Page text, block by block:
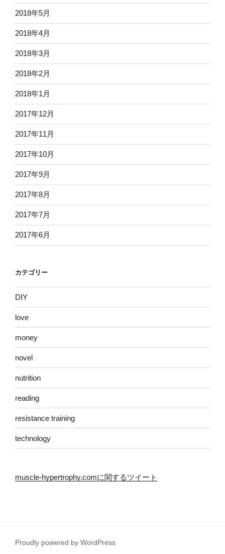
2018年5月
2018年4月
2018年3月
2018年2月
2018年1月
2017年12月
2017年11月
2017年10月
2017年9月
2017年8月
2017年7月
2017年6月
カテゴリー
DIY
love
money
novel
nutrition
reading
resistance training
technology
muscle-hypertrophy.comに関するツイート
Proudly powered by WordPress